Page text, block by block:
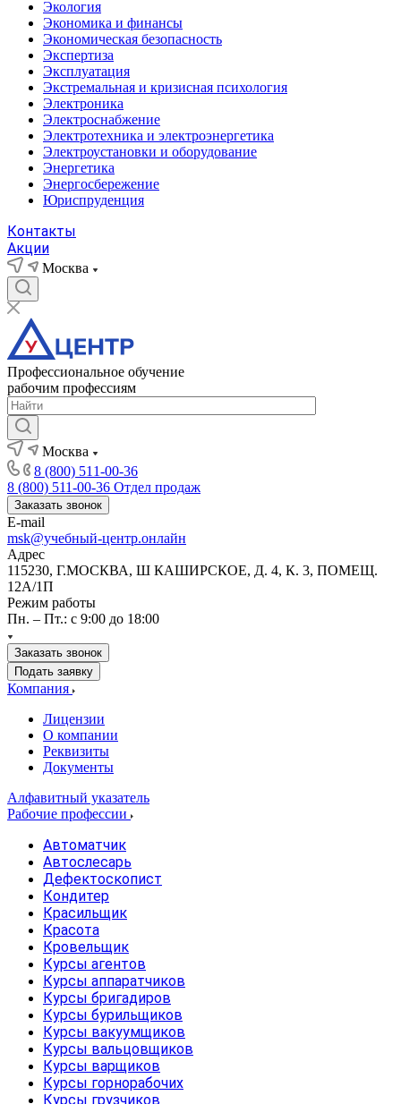
Экология
Экономика и финансы
Экономическая безопасность
Экспертиза
Эксплуатация
Экстремальная и кризисная психология
Электроника
Электроснабжение
Электротехника и электроэнергетика
Электроустановки и оборудование
Энергетика
Энергосбережение
Юриспруденция
Контакты
Акции
Москва
Профессиональное обучение
рабочим профессиям
Москва
8 (800) 511-00-36
8 (800) 511-00-36 Отдел продаж
Заказать звонок
E-mail
msk@учебный-центр.онлайн
Адрес
115230, Г.МОСКВА, Ш КАШИРСКОЕ, Д. 4, К. 3, ПОМЕЩ.
12А/1П
Режим работы
Пн. – Пт.: с 9:00 до 18:00
Заказать звонок
Подать заявку
Компания
Лицензии
О компании
Реквизиты
Документы
Алфавитный указатель
Рабочие профессии
Автоматчик
Автослесарь
Дефектоскопист
Кондитер
Красильщик
Красота
Кровельщик
Курсы агентов
Курсы аппаратчиков
Курсы бригадиров
Курсы бурильщиков
Курсы вакуумщиков
Курсы вальцовщиков
Курсы варщиков
Курсы горнорабочих
Курсы грузчиков